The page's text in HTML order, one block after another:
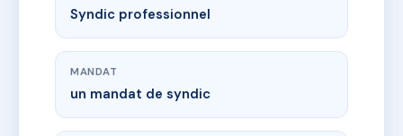
Syndic professionnel
MANDAT
un mandat de syndic